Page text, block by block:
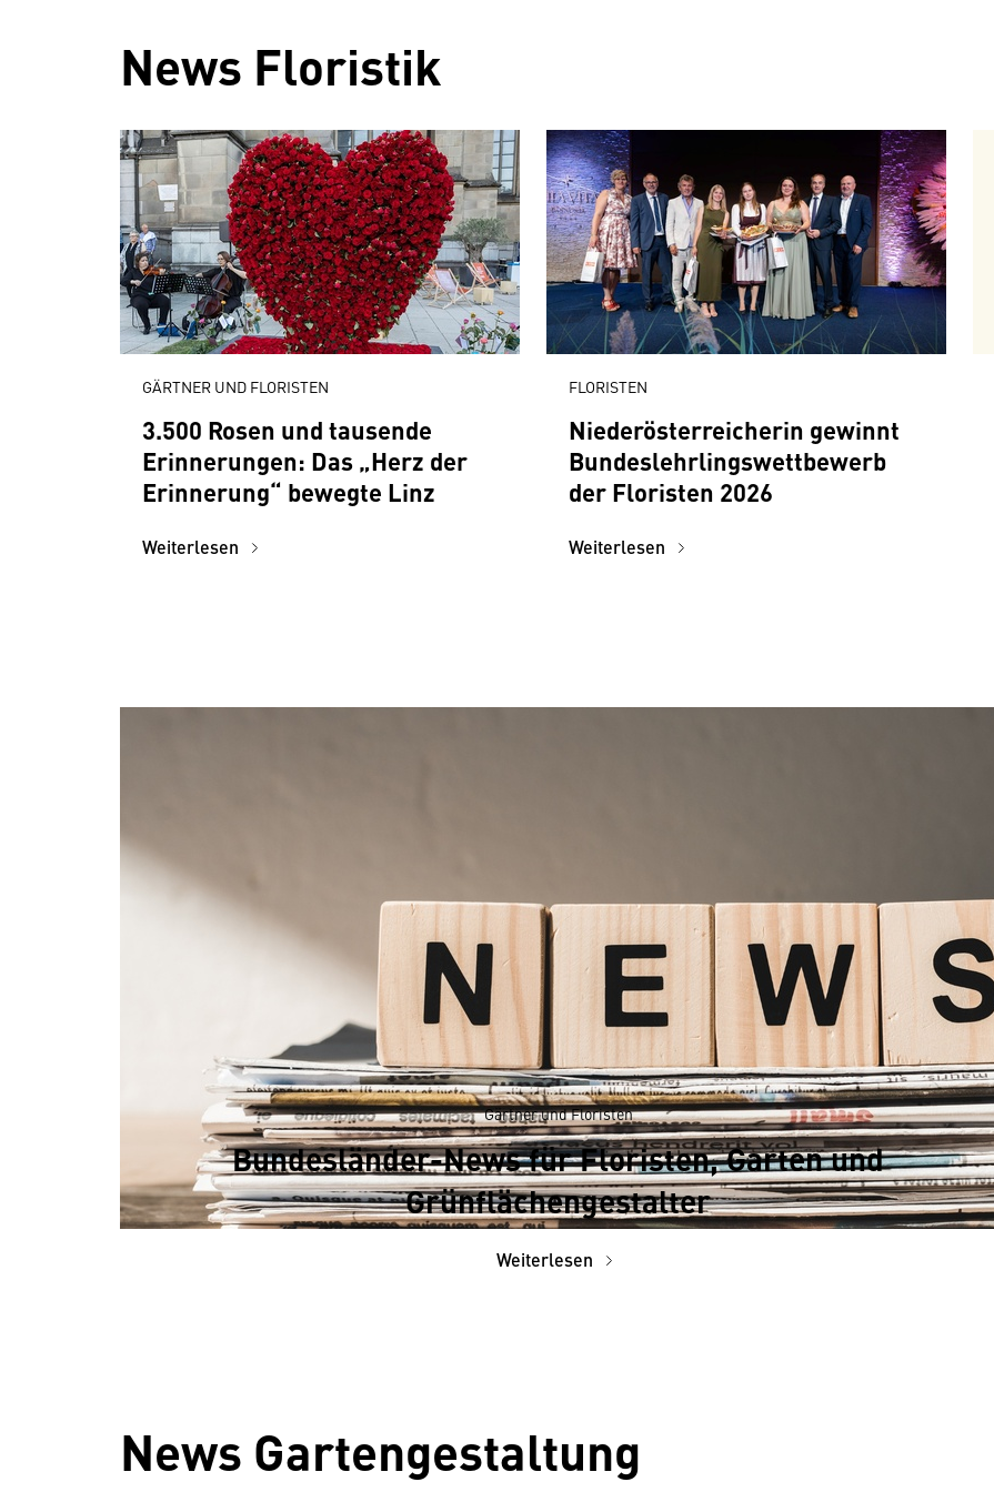
News Floristik
GÄRTNER UND FLORISTEN
3.500 Rosen und tausende
Erinnerungen: Das „Herz der
Erinnerung“ bewegte Linz
Weiterlesen
FLORISTEN
Niederösterreicherin gewinnt
Bundeslehrlingswettbewerb
der Floristen 2026
Weiterlesen
Gärtner und Floristen
Bundesländer-News für Floristen, Garten und
Grünflächengestalter
Weiterlesen
News Gartengestaltung